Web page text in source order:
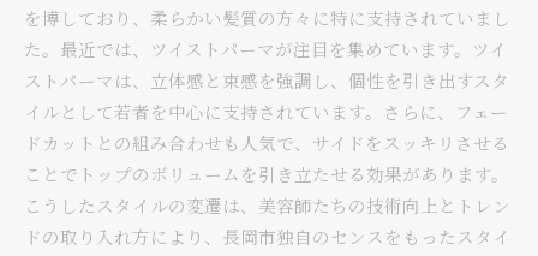
を博しており、柔らかい髪質の方々に特に支持されていまし
た。最近では、ツイストパーマが注目を集めています。ツイ
ストパーマは、立体感と束感を強調し、個性を引き出すスタ
イルとして若者を中心に支持されています。さらに、フェー
ドカットとの組み合わせも人気で、サイドをスッキリさせる
ことでトップのボリュームを引き立たせる効果があります。
こうしたスタイルの変遷は、美容師たちの技術向上とトレン
ドの取り入れ方により、長岡市独自のセンスをもったスタイ